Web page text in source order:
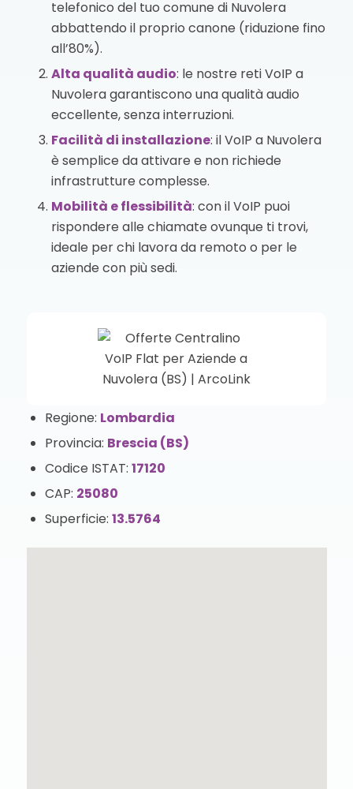
telefonico del tuo comune di Nuvolera
abbattendo il proprio canone (riduzione fino
all’80%).
Alta qualità audio: le nostre reti VoIP a
Nuvolera garantiscono una qualità audio
eccellente, senza interruzioni.
Facilità di installazione: il VoIP a Nuvolera
è semplice da attivare e non richiede
infrastrutture complesse.
Mobilità e flessibilità: con il VoIP puoi
rispondere alle chiamate ovunque ti trovi,
ideale per chi lavora da remoto o per le
aziende con più sedi.
Regione: Lombardia
Provincia: Brescia (BS)
Codice ISTAT: 17120
CAP: 25080
Superficie: 13.5764